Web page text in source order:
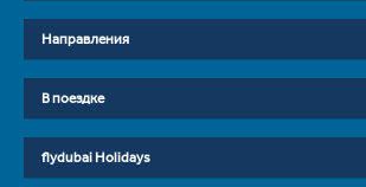
Направления
В поездке
flydubai Holidays